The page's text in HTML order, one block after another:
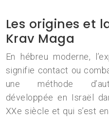
Les origines et
Krav Maga
En hébreu moderne,
signifie contact ou
une méthode
développée en Israël
XXe siècle et qui s’est